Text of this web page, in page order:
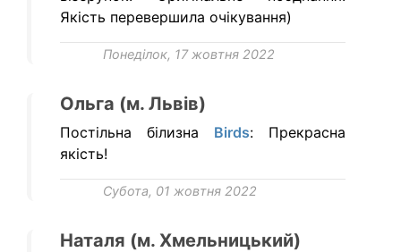
Якість перевершила очікування)
Понеділок, 17 жовтня 2022
Ольга (м. Львів)
Постільна білизна Birds: Прекрасна
якість!
Субота, 01 жовтня 2022
Наталя (м. Хмельницький)